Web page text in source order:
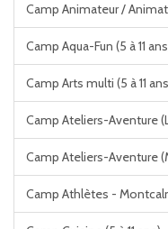
Camp Animateur /
Camp Aqua-Fun (5 à 11
Camp Arts multi (5 à 11
Camp Ateliers-Aventure
Camp Ateliers-Aventure
Camp Athlètes -